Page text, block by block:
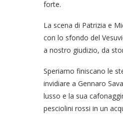
forte.
La scena di Patrizia e
con lo sfondo del
a nostro giudizio, da
Speriamo finiscano le
invidiare a Gennaro
lusso e la sua
pesciolini rossi in un